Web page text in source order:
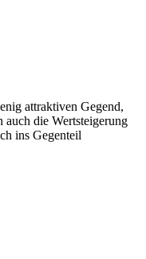
attraktiven Gegend,
die Wertsteigerung
ins Gegenteil